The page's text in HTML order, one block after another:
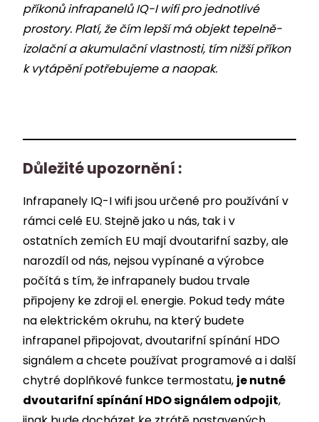
příkonů infrapanelů IQ-I wifi pro jednotlivé
prostory. Platí, že čím lepší má objekt tepelně-
izolační a akumulační vlastnosti, tím nižší příkon
k vytápění potřebujeme a naopak.
Důležité upozornění :
Infrapanely IQ-I wifi jsou určené pro používání v
rámci celé EU. Stejně jako u nás, tak i v
ostatních zemích EU mají dvoutarifní sazby, ale
narozdíl od nás, nejsou vypínané a výrobce
počítá s tím, že infrapanely budou trvale
připojeny ke zdroji el. energie. Pokud tedy máte
na elektrickém okruhu, na který budete
infrapanel připojovat, dvoutarifní spínání HDO
signálem a chcete používat programové a i další
chytré doplňkové funkce termostatu, je nutné
dvoutarifní spínání HDO signálem odpojit,